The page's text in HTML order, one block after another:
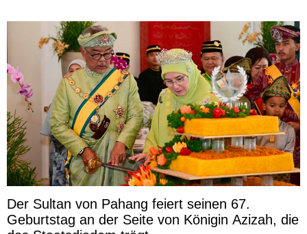
Der Sultan von Pahang feiert seinen 67.
Geburtstag an der Seite von Königin Azizah, die